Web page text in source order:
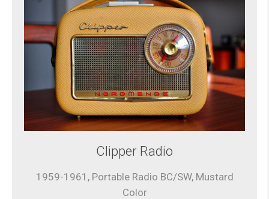
Clipper Radio
1959-1961, Portable Radio BC/SW, Mustard
Color